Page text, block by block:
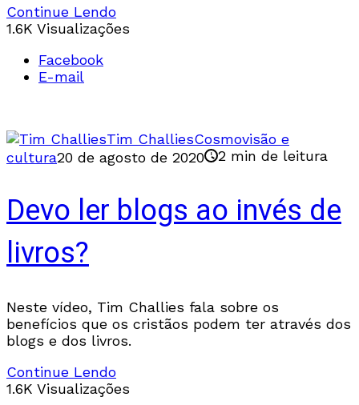
Continue Lendo
1.6K Visualizações
Facebook
E-mail
Tim ChalliesCosmovisão e
cultura20 de agosto de 2020 2 min de leitura
Devo ler blogs ao invés de
livros?
Neste vídeo, Tim Challies fala sobre os
benefícios que os cristãos podem ter através dos
blogs e dos livros.
Continue Lendo
1.6K Visualizações